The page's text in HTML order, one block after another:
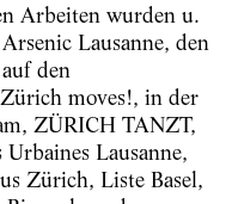
Arbeiten wurden u.
Lausanne, den
den
moves!, in der
ZÜRICH TANZT,
Lausanne,
Zürich, Liste Basel,